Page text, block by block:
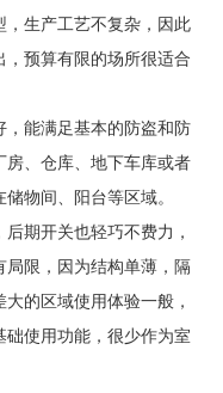
，生产工艺不复杂，因此
预算有限的场所很适合
能满足基本的防盗和防
、仓库、地下车库或者
物间、阳台等区域。
期开关也轻巧不费力，
限，因为结构单薄，隔
的区域使用体验一般，
使用功能，很少作为室